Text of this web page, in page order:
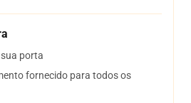
porta
fornecido para todos os